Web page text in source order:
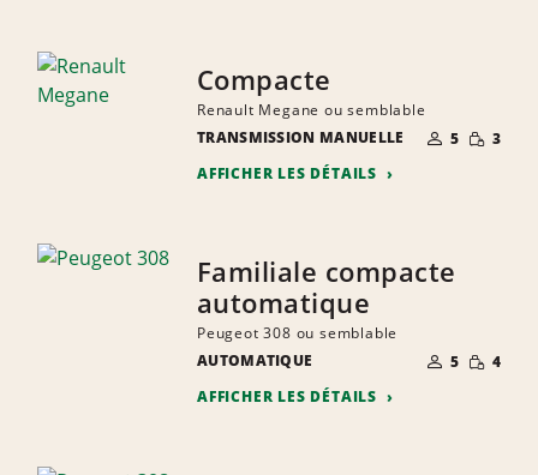
Compacte
Renault Megane ou semblable
TRANSMISSION MANUELLE
NOMBRE DE
PERSONNES
5 RÉDUITE
3
AFFICHER LES DÉTAILS
Familiale compacte
automatique
Peugeot 308 ou semblable
AUTOMATIQUE
NOMBRE DE
PERSONNES
5 RÉDUITE
4
AFFICHER LES DÉTAILS